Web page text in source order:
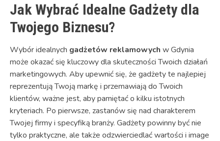
Jak Wybrać Idealne Gadżety dla
Twojego Biznesu?
Wybór idealnych gadżetów reklamowych w Gdynia
może okazać się kluczowy dla skuteczności Twoich działań
marketingowych. Aby upewnić się, że gadżety te najlepiej
reprezentują Twoją markę i przemawiają do Twoich
klientów, ważne jest, aby pamiętać o kilku istotnych
kryteriach. Po pierwsze, zastanów się nad charakterem
Twojej firmy i specyfiką branży. Gadżety powinny być nie
tylko praktyczne, ale także odzwierciedlać wartości i image